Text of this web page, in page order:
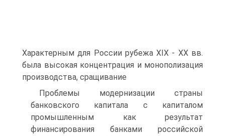
Характерным для России рубежа XIX - XX вв.
была высокая концентрация и монополизация
производства, сращивание
Проблемы модернизации страны
банковского капитала с капиталом
промышленным как ре­зультат
финансирования банками российской